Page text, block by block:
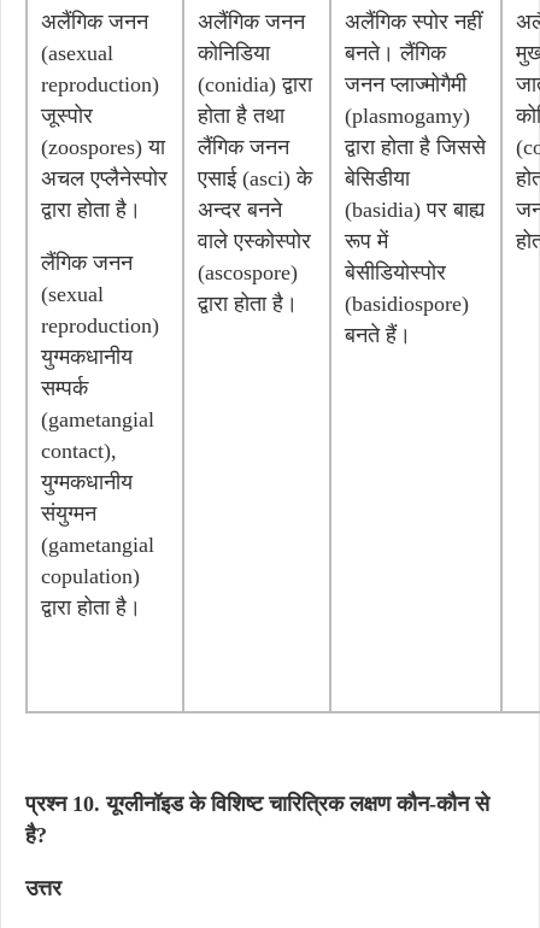
अलैंगिक जनन
(asexual
reproduction)
जूस्पोर
(zoospores) या
अचल एप्लैनेस्पोर
द्वारा होता है।
लैंगिक जनन
(sexual
reproduction)
युग्मकधानीय
सम्पर्क
(gametangial
contact),
युग्मकधानीय
संयुग्मन
(gametangial
copulation)
द्वारा होता है।
अलैंगिक जनन
कोनिडिया
(conidia) द्वारा
होता है तथा
लैंगिक जनन
एसाई (asci) के
अन्दर बनने
वाले एस्कोस्पोर
(ascospore)
द्वारा होता है।
अलैंगिक स्पोर नहीं
बनते। लैंगिक
जनन प्लाज्मोगैमी
(plasmogamy)
द्वारा होता है जिससे
बेसिडीया
(basidia) पर बाह्य
रूप में
बेसीडियोस्पोर
(basidiospore)
बनते हैं।
प्रश्न 10. यूग्लीनॉइड के विशिष्ट चारित्रिक लक्षण कौन-कौन से
है?
उत्तर